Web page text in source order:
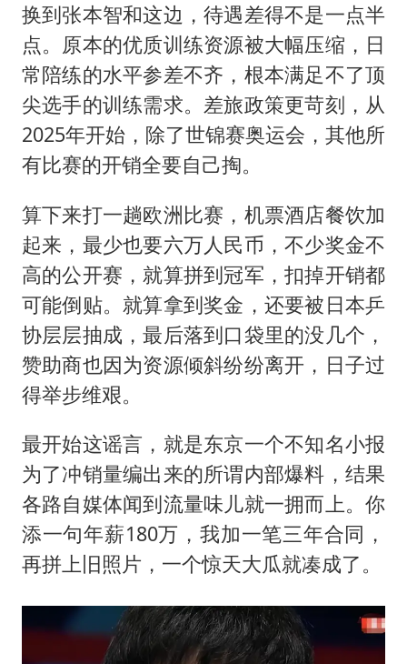
换到张本智和这边，待遇差得不是一点半
点。原本的优质训练资源被大幅压缩，日
常陪练的水平参差不齐，根本满足不了顶
尖选手的训练需求。差旅政策更苛刻，从
2025年开始，除了世锦赛奥运会，其他所
有比赛的开销全要自己掏。
算下来打一趟欧洲比赛，机票酒店餐饮加
起来，最少也要六万人民币，不少奖金不
高的公开赛，就算拼到冠军，扣掉开销都
可能倒贴。就算拿到奖金，还要被日本乒
协层层抽成，最后落到口袋里的没几个，
赞助商也因为资源倾斜纷纷离开，日子过
得举步维艰。
最开始这谣言，就是东京一个不知名小报
为了冲销量编出来的所谓内部爆料，结果
各路自媒体闻到流量味儿就一拥而上。你
添一句年薪180万，我加一笔三年合同，
再拼上旧照片，一个惊天大瓜就凑成了。